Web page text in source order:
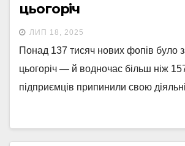
цьогоріч
ЛИП 18, 2025
Понад 137 тисяч нових фопів було
цьогоріч — й водночас більш ніж
підприємців припинили свою